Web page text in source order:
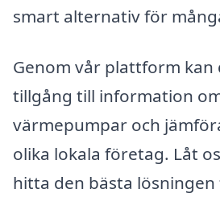
smart alternativ för
Genom vår plattform kan
tillgång till information
värmepumpar och
olika lokala företag. Låt
hitta den bästa